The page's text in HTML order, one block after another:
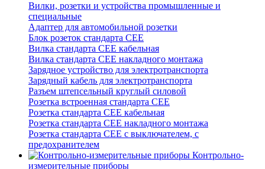
Вилки, розетки и устройства промышленные и
специальные
Адаптер для автомобильной розетки
Блок розеток стандарта CEE
Вилка стандарта CEE кабельная
Вилка стандарта CEE накладного монтажа
Зарядное устройство для электротранспорта
Зарядный кабель для электротранспорта
Разъем штепсельный круглый силовой
Розетка встроенная стандарта CEE
Розетка стандарта СЕЕ кабельная
Розетка стандарта СЕЕ накладного монтажа
Розетка стандарта СЕЕ с выключателем, с
предохранителем
Контрольно-
измерительные приборы